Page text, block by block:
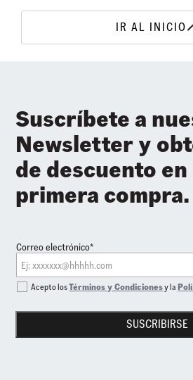
IR AL INICIO
Suscríbete a
Newsletter y
de descuento
primera compra.
Correo electrónico*
SUSCRIBIRSE
Acepto losTérminos y Condicionesy la